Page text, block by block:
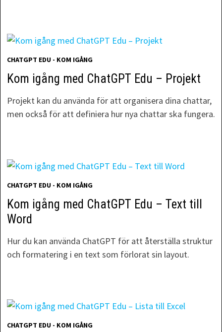
CHATGPT EDU - KOM IGÅNG
Kom igång med ChatGPT Edu – Projekt
Projekt kan du använda för att organisera dina chattar,
men också för att definiera hur nya chattar ska fungera.
CHATGPT EDU - KOM IGÅNG
Kom igång med ChatGPT Edu – Text till
Word
Hur du kan använda ChatGPT för att återställa struktur
och formatering i en text som förlorat sin layout.
CHATGPT EDU - KOM IGÅNG